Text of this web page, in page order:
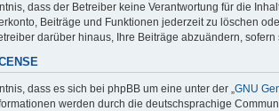
dass der Betreiber keine Verantwortung für die
Beiträge und Funktionen jederzeit zu löschen
darüber hinaus, Ihre Beiträge abzuändern,
dass es sich bei phpBB um eine unter der „ GNU
werden durch die deutschsprachige